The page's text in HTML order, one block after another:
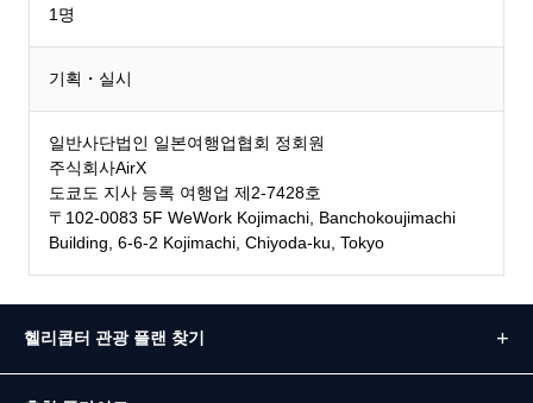
1명
기획・실시
일반사단법인 일본여행업협회 정회원
주식회사AirX
도쿄도 지사 등록 여행업 제2-7428호
〒102-0083 5F WeWork Kojimachi, Banchokoujimachi
Building, 6-6-2 Kojimachi, Chiyoda-ku, Tokyo
헬리콥터 관광 플랜 찾기